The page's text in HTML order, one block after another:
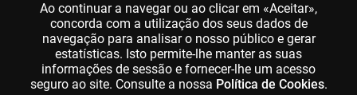
Ao continuar a navegar ou ao clicar em «Aceitar»,
concorda com a utilização dos seus dados de
navegação para analisar o nosso público e gerar
estatísticas. Isto permite-lhe manter as suas
informações de sessão e fornecer-lhe um acesso
seguro ao site. Consulte a nossa Política de Cookies.